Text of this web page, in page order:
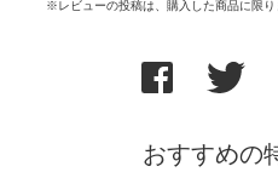
※レビューの投稿は、購入した商品に限り
おすすめの